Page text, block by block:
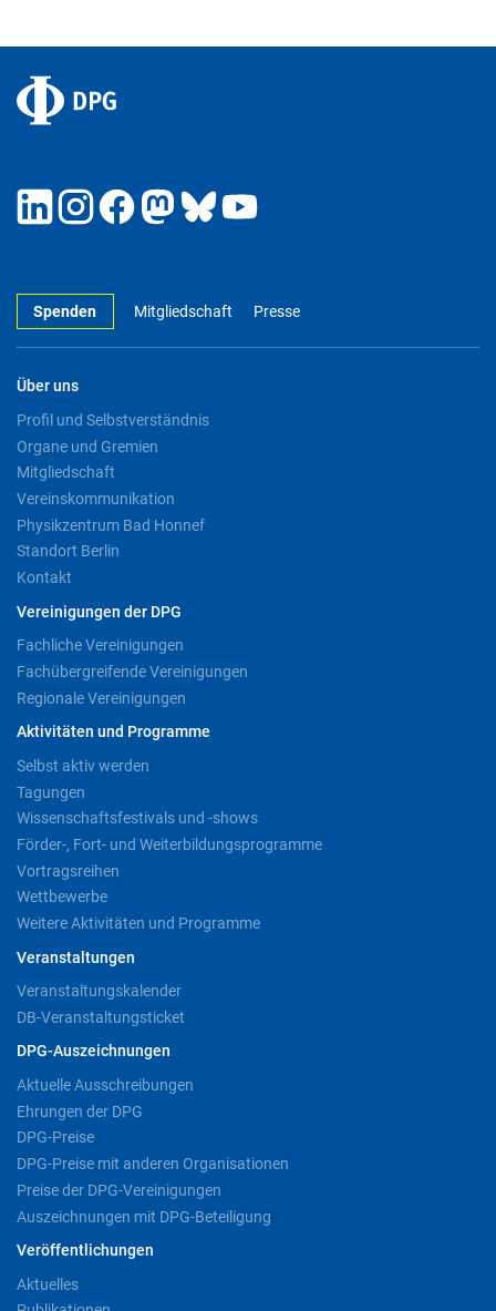
Spenden Mitgliedschaft Presse
Über uns
Profil und Selbstverständnis
Organe und Gremien
Mitgliedschaft
Vereinskommunikation
Physikzentrum Bad Honnef
Standort Berlin
Kontakt
Vereinigungen der DPG
Fachliche Vereinigungen
Fachübergreifende Vereinigungen
Regionale Vereinigungen
Aktivitäten und Programme
Selbst aktiv werden
Tagungen
Wissenschaftsfestivals und -shows
Förder-, Fort- und Weiterbildungsprogramme
Vortragsreihen
Wettbewerbe
Weitere Aktivitäten und Programme
Veranstaltungen
Veranstaltungskalender
DB-Veranstaltungsticket
DPG-Auszeichnungen
Aktuelle Ausschreibungen
Ehrungen der DPG
DPG-Preise
DPG-Preise mit anderen Organisationen
Preise der DPG-Vereinigungen
Auszeichnungen mit DPG-Beteiligung
Veröffentlichungen
Aktuelles